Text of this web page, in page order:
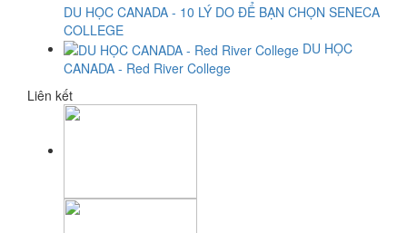
DU HỌC CANADA - 10 LÝ DO ĐỂ BẠN CHỌN SENECA
COLLEGE
DU HỌC
CANADA - Red River College
Liên kết